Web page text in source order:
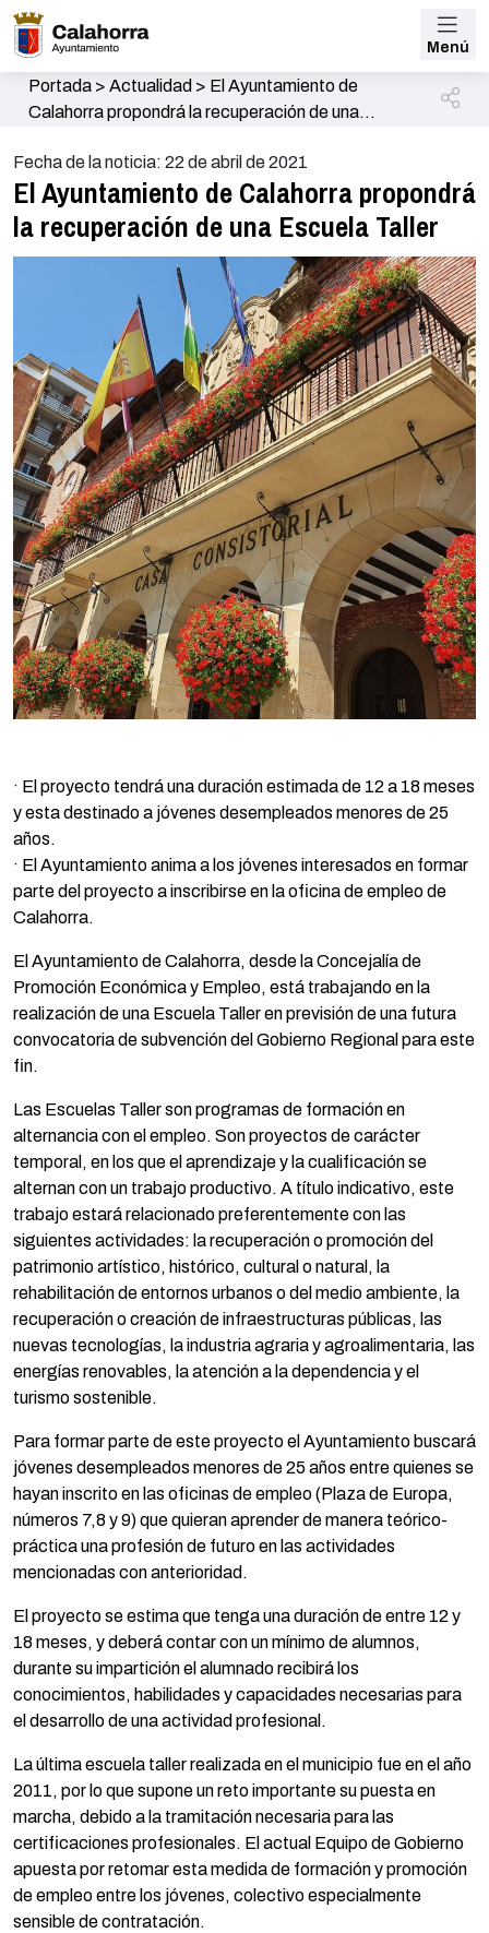
Menú
Portada> Actualidad > El Ayuntamiento de
Calahorra propondrá la recuperación de una
Fecha de la noticia: 22 de abril de 2021
El Ayuntamiento de Calahorra propondrá
la recuperación de una Escuela Taller
· El proyecto tendrá una duración estimada de 12 a 18 meses
y esta destinado a jóvenes desempleados menores de 25
años.
· El Ayuntamiento anima a los jóvenes interesados en formar
parte del proyecto a inscribirse en la oficina de empleo de
Calahorra.
El Ayuntamiento de Calahorra, desde la Concejalía de
Promoción Económica y Empleo, está trabajando en la
realización de una Escuela Taller en previsión de una futura
convocatoria de subvención del Gobierno Regional para este
fin.
Las Escuelas Taller son programas de formación en
alternancia con el empleo. Son proyectos de carácter
temporal, en los que el aprendizaje y la cualificación se
alternan con un trabajo productivo. A título indicativo, este
trabajo estará relacionado preferentemente con las
siguientes actividades: la recuperación o promoción del
patrimonio artístico, histórico, cultural o natural, la
rehabilitación de entornos urbanos o del medio ambiente, la
recuperación o creación de infraestructuras públicas, las
nuevas tecnologías, la industria agraria y agroalimentaria, las
energías renovables, la atención a la dependencia y el
turismo sostenible.
Para formar parte de este proyecto el Ayuntamiento buscará
jóvenes desempleados menores de 25 años entre quienes se
hayan inscrito en las oficinas de empleo (Plaza de Europa,
números 7,8 y 9) que quieran aprender de manera teórico-
práctica una profesión de futuro en las actividades
mencionadas con anterioridad.
El proyecto se estima que tenga una duración de entre 12 y
18 meses, y deberá contar con un mínimo de alumnos,
durante su impartición el alumnado recibirá los
conocimientos, habilidades y capacidades necesarias para
el desarrollo de una actividad profesional.
La última escuela taller realizada en el municipio fue en el año
2011, por lo que supone un reto importante su puesta en
marcha, debido a la tramitación necesaria para las
certificaciones profesionales. El actual Equipo de Gobierno
apuesta por retomar esta medida de formación y promoción
de empleo entre los jóvenes, colectivo especialmente
sensible de contratación.